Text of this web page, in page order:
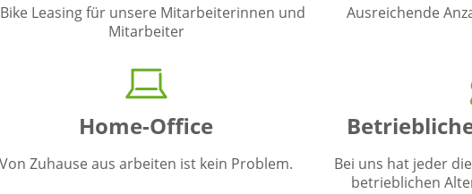
Bike Leasing für unsere Mitarbeiterinnen und
Mitarbeiter
Ausreichende
Home-Office
Von Zuhause aus arbeiten ist kein Problem.
Bei uns hat jeder
betrieblichen